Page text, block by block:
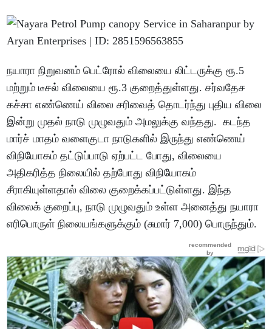
நயாரா நிறுவனம் பெட்ரோல் விலையை லிட்டருக்கு ரூ.5
மற்றும் டீசல் விலையை ரூ.3 குறைத்துள்ளது. சர்வதேச
கச்சா எண்ணெய் விலை சரிவைத் தொடர்ந்து புதிய விலை
இன்று முதல் நாடு முழுவதும் அமலுக்கு வந்தது. கடந்த
மார்ச் மாதம் வளைகுடா நாடுகளில் இருந்து எண்ணெய்
விநியோகம் தட்டுப்பாடு ஏற்பட்ட போது, விலையை
அதிகரித்த நிலையில் தற்போது விநியோகம்
சீராகியுள்ளதால் விலை குறைக்கப்பட்டுள்ளது. இந்த
விலைக் குறைப்பு, நாடு முழுவதும் உள்ள அனைத்து நயாரா
எரிபொருள் நிலையங்களுக்கும் (சுமார் 7,000) பொருந்தும்.